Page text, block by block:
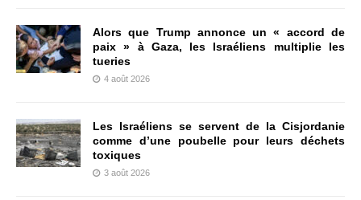
Alors que Trump annonce un « accord de
paix » à Gaza, les Israéliens multiplie les
tueries
4 août 2026
Les Israéliens se servent de la Cisjordanie
comme d’une poubelle pour leurs déchets
toxiques
3 août 2026